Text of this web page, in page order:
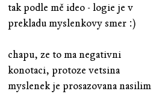
tak podle mě ideo - logie je v
prekladu myslenkovy smer :)
chapu, ze to ma negativni
konotaci, protoze vetsina
myslenek je prosazovana nasilim